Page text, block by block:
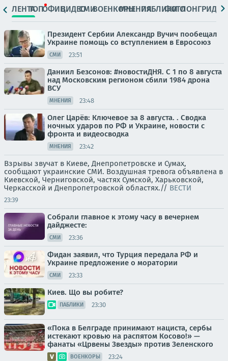
ЛЕНТАТОПОФИЦ.ВИДЕОСМИВОЕНКОРЫМНЕНИЯПАБЛИКИ
ФОТОЛОНГРИДЫ
Президент Сербии Александр Вучич пообещал
Украине помощь со вступлением в Евросоюз
СМИ 23:51
Даниил Безсонов: #новостиДНЯ. С 1 по 8 августа
над Московским регионом сбили 1984 дрона
ВСУ
МНЕНИЯ 23:48
Олег Царёв: Ключевое за 8 августа. . Сводка
ночных ударов по РФ и Украине, новости с
фронта и видеосводка
МНЕНИЯ 23:42
Взрывы звучат в Киеве, Днепропетровске и Сумах,
сообщают украинские СМИ. Воздушная тревога объявлена в
Киевской, Черниговской, частях Сумской, Харьковской,
Черкасской и Днепропетровской областях.// ВЕСТИ
23:39
Собрали главное к этому часу в вечернем
дайджесте:
СМИ 23:36
Фидан заявил, что Турция передала РФ и
Украине предложение о моратории
СМИ 23:33
Киев. Що вы робите?
ПАБЛИКИ 23:30
«Пока в Белграде принимают нациста, сербы
истекают кровью на распятом Косово!» —
фанаты «Црвены Звезды» против Зеленского
ВОЕНКОРЫ 23:24